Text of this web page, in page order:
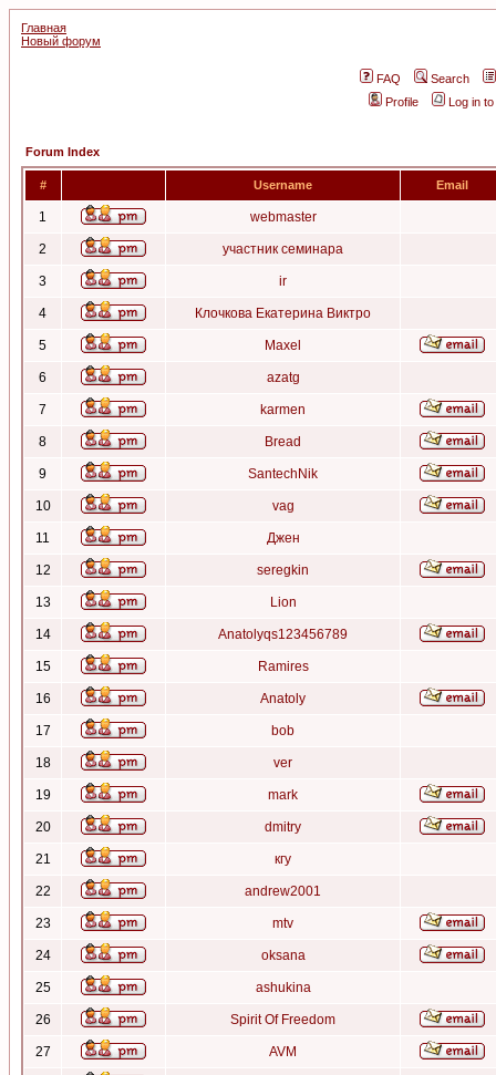
Главная
Новый форум
FAQ
Search
Profile
Log in
Forum Index
# Username Email
1 webmaster
2 участник семинара
3 ir
4 Клочкова Екатерина Виктро
5 Maxel
6 azatg
7 karmen
8 Bread
9 SantechNik
10 vag
11 Джен
12 seregkin
13 Lion
14 Anatolyqs123456789
15 Ramires
16 Anatoly
17 bob
18 ver
19 mark
20 dmitry
21 кгу
22 andrew2001
23 mtv
24 oksana
25 ashukina
26 Spirit Of Freedom
27 AVM